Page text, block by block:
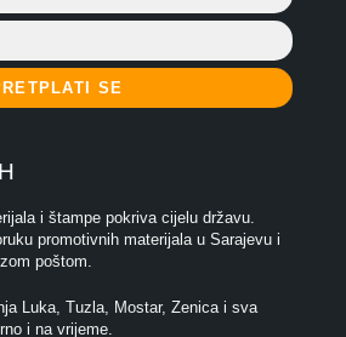
SE
i štampe pokriva cijelu državu.
promotivnih materijala u Sarajevu i
poštom.
Luka, Tuzla, Mostar, Zenica i sva
i na vrijeme.